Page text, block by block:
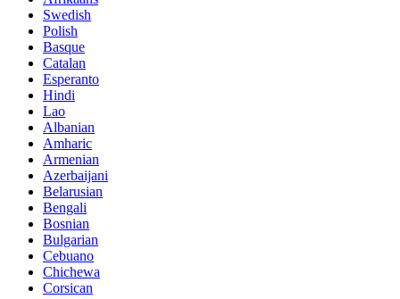
Swedish
Polish
Basque
Catalan
Esperanto
Hindi
Lao
Albanian
Amharic
Armenian
Azerbaijani
Belarusian
Bengali
Bosnian
Bulgarian
Cebuano
Chichewa
Corsican